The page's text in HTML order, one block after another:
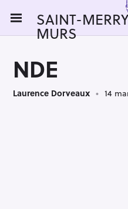
i
SAINT-
MURS
NDE
Laurence Dorveaux 14